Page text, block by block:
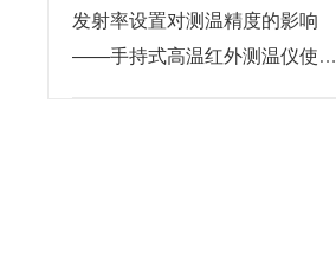
发射率设置对测温精度的影响
——手持式高温红外测温仪使用